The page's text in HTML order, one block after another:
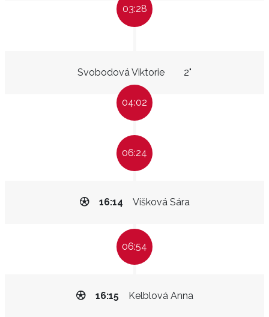
03:28
Svobodová Viktorie 2"
04:02
06:24
Víšková Sára
16:14
06:54
Kelblová Anna
16:15